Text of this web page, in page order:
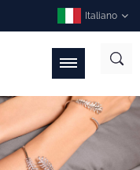
Italiano